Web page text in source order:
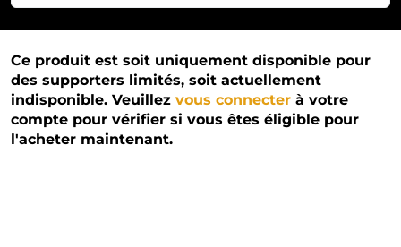
Ce produit est soit uniquement disponible pour
des supporters limités, soit actuellement
indisponible. Veuillez vous connecter à votre
compte pour vérifier si vous êtes éligible pour
l'acheter maintenant.